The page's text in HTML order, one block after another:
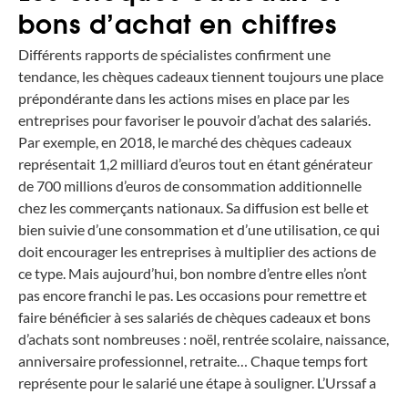
bons d’achat en chiffres
Différents rapports de spécialistes confirment une
tendance, les chèques cadeaux tiennent toujours une place
prépondérante dans les actions mises en place par les
entreprises pour favoriser le pouvoir d’achat des salariés.
Par exemple, en 2018, le marché des chèques cadeaux
représentait 1,2 milliard d’euros tout en étant générateur
de 700 millions d’euros de consommation additionnelle
chez les commerçants nationaux. Sa diffusion est belle et
bien suivie d’une consommation et d’une utilisation, ce qui
doit encourager les entreprises à multiplier des actions de
ce type. Mais aujourd’hui, bon nombre d’entre elles n’ont
pas encore franchi le pas. Les occasions pour remettre et
faire bénéficier à ses salariés de chèques cadeaux et bons
d’achats sont nombreuses : noël, rentrée scolaire, naissance,
anniversaire professionnel, retraite… Chaque temps fort
représente pour le salarié une étape à souligner. L’Urssaf a